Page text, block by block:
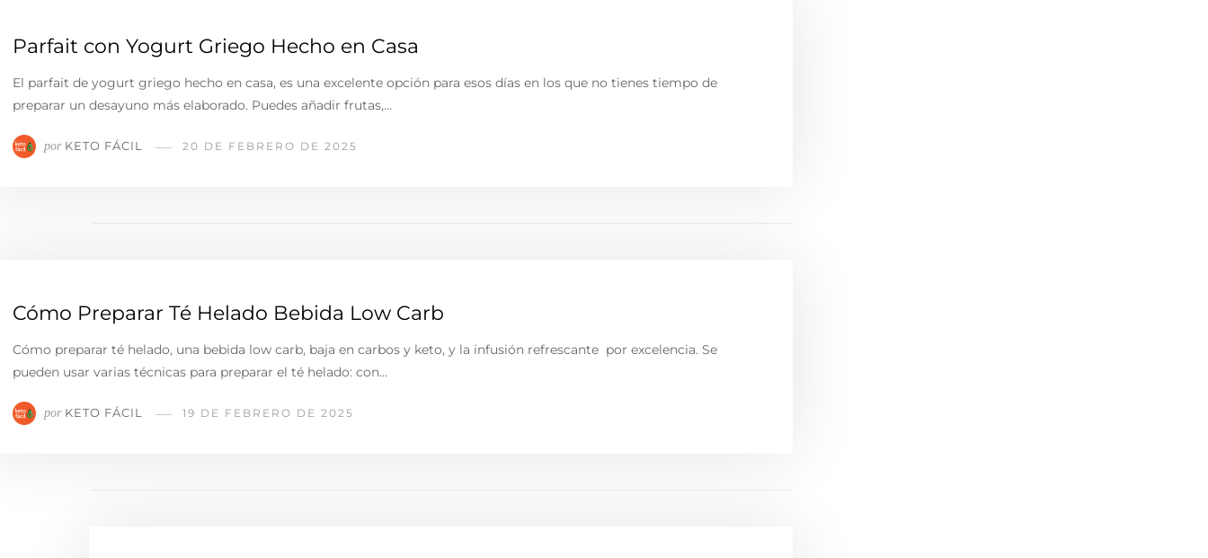
Parfait con Yogurt Griego Hecho en Casa
El parfait de yogurt griego hecho en casa, es una excelente opción para esos días en los que no tienes tiempo de
preparar un desayuno más elaborado. Puedes añadir frutas,…
por KETO FÁCIL 20 DE FEBRERO DE 2025
Cómo Preparar Té Helado Bebida Low Carb
Cómo preparar té helado, una bebida low carb, baja en carbos y keto, y la infusión refrescante por excelencia. Se
pueden usar varias técnicas para preparar el té helado: con…
por KETO FÁCIL 19 DE FEBRERO DE 2025